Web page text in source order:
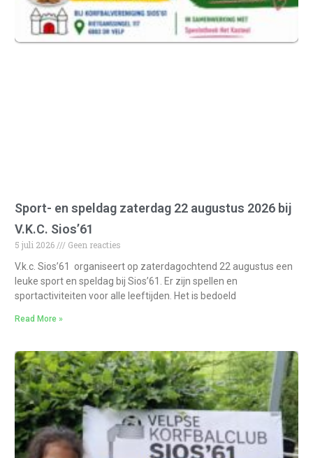
Sport- en speldag zaterdag 22 augustus 2026 bij
V.K.C. Sios’61
5 juli 2026
Geen reacties
V.k.c. Sios’61 organiseert op zaterdagochtend 22 augustus een
leuke sport en speldag bij Sios’61. Er zijn spellen en
sportactiviteiten voor alle leeftijden. Het is bedoeld
Read More »